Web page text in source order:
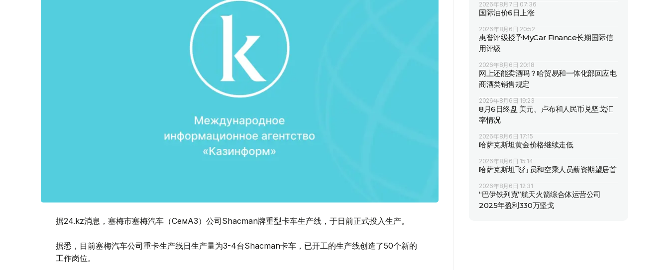
据24.kz消息，塞梅市塞梅汽车（СемАЗ）公司Shacman牌重型卡车生产线，于日前正式投入生产。
据悉，目前塞梅汽车公司重卡生产线日生产量为3-4台Shacman卡车，已开工的生产线创造了50个新的
工作岗位。
2026年8月7日 07:36
国际油价6日上涨
2026年8月6日 20:52
惠誉评级授予MyCar Finance长期国际信
用评级
2026年8月6日 20:18
网上还能卖酒吗？哈贸易和一体化部回应电
商酒类销售规定
2026年8月6日 19:23
8月6日终盘 美元、卢布和人民币兑坚戈汇
率情况
2026年8月6日 17:15
哈萨克斯坦黄金价格继续走低
2026年8月6日 15:14
哈萨克斯坦飞行员和空乘人员薪资期望居首
2026年8月6日 12:31
“巴伊铁列克”航天火箭综合体运营公司
2025年盈利330万坚戈